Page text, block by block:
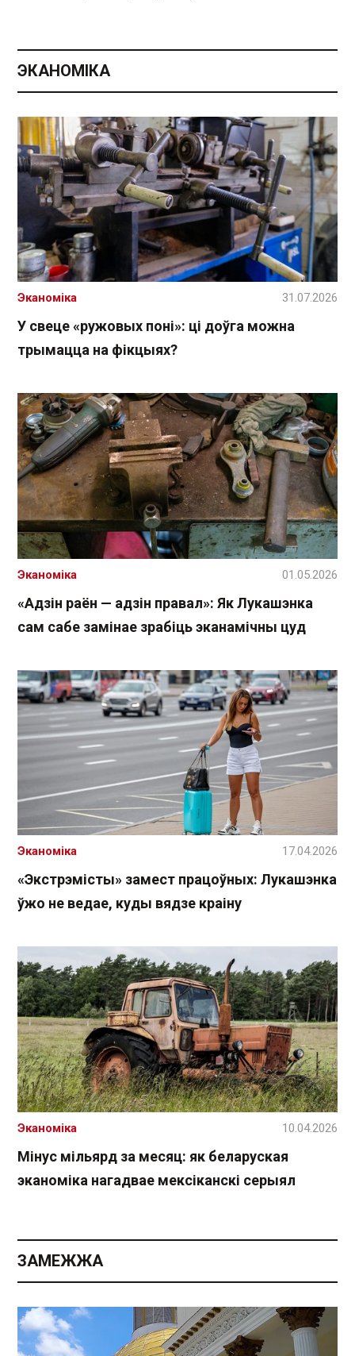
ЭКАНОМІКА
У свеце «ружовых поні»: ці доўга можна
трымацца на фікцыях?
Эканоміка 31.07.2026
«Адзін раён — адзін правал»: Як Лукашэнка
сам сабе замінае зрабіць эканамічны цуд
Эканоміка 01.05.2026
«Экстрэмісты» замест працоўных: Лукашэнка
ўжо не ведае, куды вядзе краіну
Эканоміка 17.04.2026
Мінус мільярд за месяц: як беларуская
эканоміка нагадвае мексіканскі серыял
Эканоміка 10.04.2026
ЗАМЕЖЖА